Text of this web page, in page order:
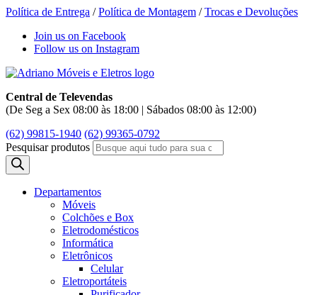
Política de Entrega /Política de Montagem /Trocas e Devoluções
Join us on Facebook
Follow us on Instagram
Central de Televendas
(De Seg a Sex 08:00 às 18:00 | Sábados 08:00 às 12:00)
(62) 99815-1940 (62) 99365-0792
Pesquisar produtos
Departamentos
Móveis
Colchões e Box
Eletrodomésticos
Informática
Eletrônicos
Celular
Eletroportáteis